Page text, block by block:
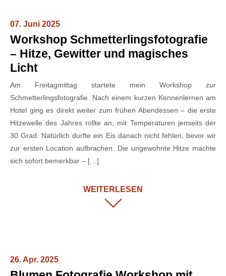
07. Juni 2025
Workshop Schmetterlingsfotografie
– Hitze, Gewitter und magisches
Licht
Am Freitagmittag startete mein Workshop zur
Schmetterlingsfotografie. Nach einem kurzen Kennenlernen am
Hotel ging es direkt weiter zum frühen Abendessen – die erste
Hitzewelle des Jahres rollte an, mit Temperaturen jenseits der
30 Grad. Natürlich durfte ein Eis danach nicht fehlen, bevor wir
zur ersten Location aufbrachen. Die ungewohnte Hitze machte
sich sofort bemerkbar – […]
WEITERLESEN
26. Apr. 2025